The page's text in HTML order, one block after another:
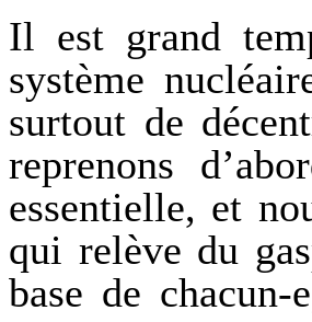
Il est grand
système
surtout de
reprenons
essentielle, et
qui relève du
base de